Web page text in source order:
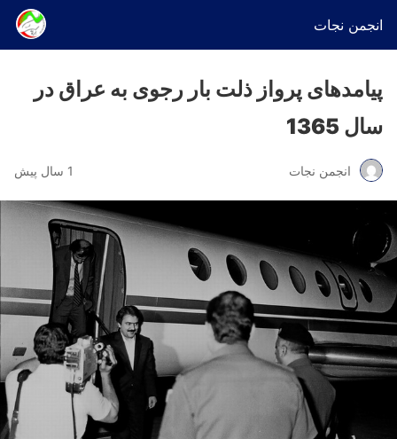
انجمن نجات
پیامدهای پرواز ذلت بار رجوی به عراق در
سال 1365
انجمن نجات 1 سال پیش